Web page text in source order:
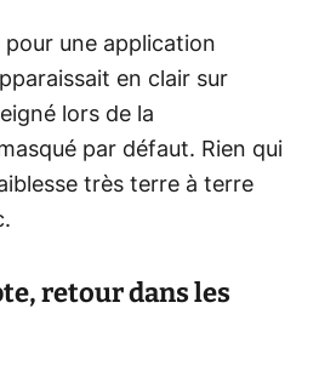
pour une application
en clair sur
lors de la
par défaut. Rien qui
très terre à terre
retour dans les